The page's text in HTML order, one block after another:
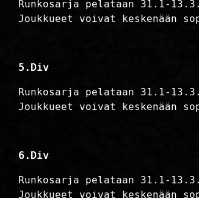
Runkosarja pelataan 31.1-
Joukkueet voivat keskenään
5.Div
Runkosarja pelataan 31.1-
Joukkueet voivat keskenään
6.Div
Runkosarja pelataan 31.1-
Joukkueet voivat keskenään